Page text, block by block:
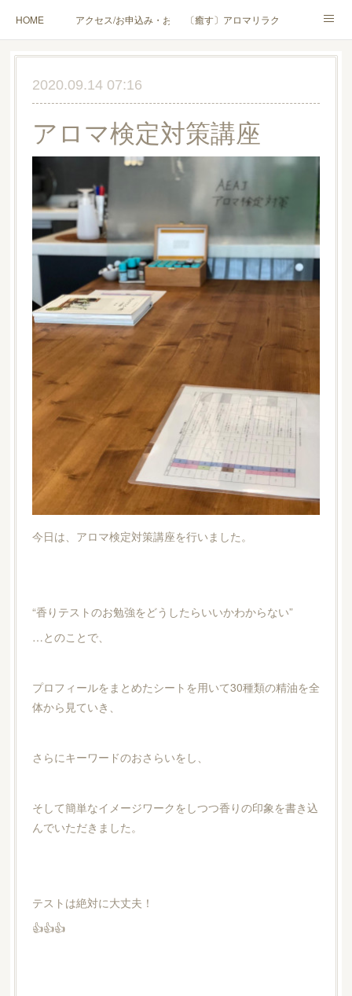
HOME アクセス/お申込み・お問合せ〔癒す〕アロマリラクゼーション
〔学ぶ〕AEAJ資格対応コース〔学ぶ〕トリートメント実技講座／介護アロマ講座
ハンモックよもぎ蒸し® HAMMOCK SAUNA® アカデミー厚木校
ハンモックタイ古式協会® 厚木校出張講座(個人／企業・団体)
Instagram コラム YouTube［アロマ・ハーブクラフト］
2020.09.14 07:16
アロマ検定対策講座
今日は、アロマ検定対策講座を行いました。
“香りテストのお勉強をどうしたらいいかわからない”
…とのことで、
プロフィールをまとめたシートを用いて30種類の精油を全
体から見ていき、
さらにキーワードのおさらいをし、
そして簡単なイメージワークをしつつ香りの印象を書き込
んでいただきました。
テストは絶対に大丈夫！
👍👍👍